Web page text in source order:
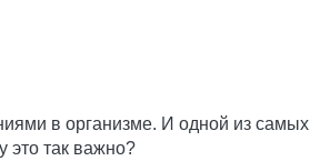
в организме. И одной из самых
это так важно?